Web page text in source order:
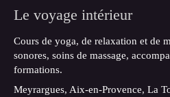
Le voyage intérieur
Cours de yoga, de relaxation et de
sonores, soins de massage,
formations.
Meyrargues, Aix-en-Provence, La